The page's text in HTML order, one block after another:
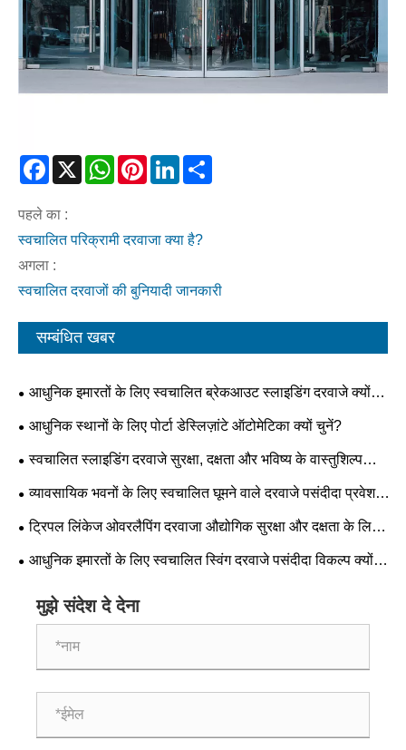
Facebook
X WhatsAppPinterestLinkedIn
पहले का :
स्वचालित परिक्रामी दरवाजा क्या है?
अगला :
स्वचालित दरवाजों की बुनियादी जानकारी
सम्बंधित खबर
आधुनिक इमारतों के लिए स्वचालित ब्रेकआउट स्लाइडिंग दरवाजे क्यों
आवश्यक हैं?
आधुनिक स्थानों के लिए पोर्टा डेस्लिज़ांटे ऑटोमेटिका क्यों चुनें?
स्वचालित स्लाइडिंग दरवाजे सुरक्षा, दक्षता और भविष्य के वास्तुशिल्प
रुझानों को कैसे बदलते हैं?
व्यावसायिक भवनों के लिए स्वचालित घूमने वाले दरवाजे पसंदीदा प्रवेश
समाधान क्यों बन रहे हैं?
ट्रिपल लिंकेज ओवरलैपिंग दरवाजा औद्योगिक सुरक्षा और दक्षता के लिए
भविष्य का मानक क्यों बन रहा है?
आधुनिक इमारतों के लिए स्वचालित स्विंग दरवाजे पसंदीदा विकल्प क्यों
मुझे संदेश दे देना